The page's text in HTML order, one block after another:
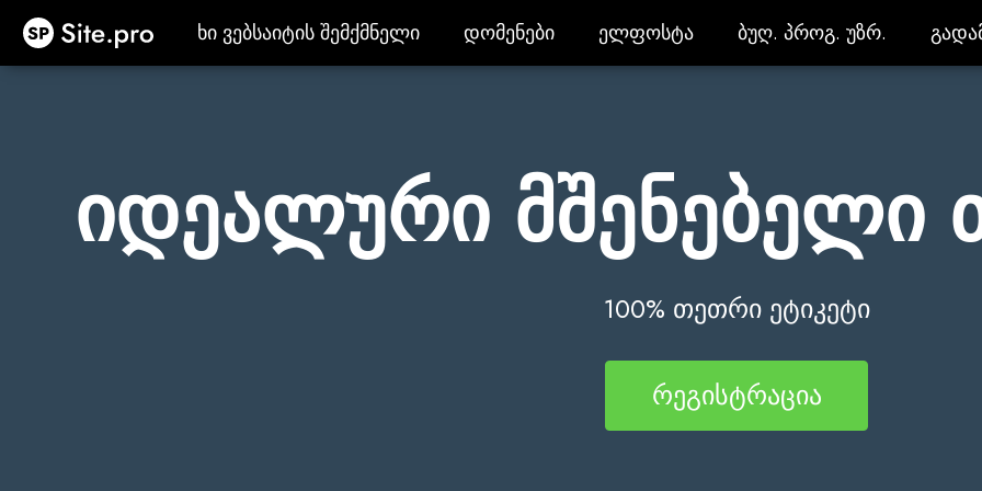
Site.pro ხი ვებსაიტის შემქმნელი
ხი ვებსაიტის შემქმნელი დომენები
დომენები ელფოსტა
ელფოსტა ბუღ. პროგ. უზრ.
ბუღ. პროგ. უზრ.
იდეალური მშენებელი
100% თეთრი ეტიკეტი
რეგისტრაცია